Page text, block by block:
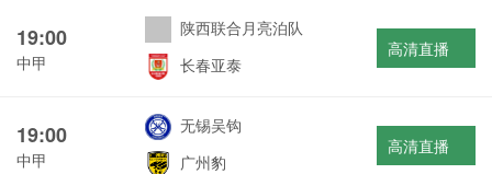
19:00
中甲
陕西联合月亮泊队
长春亚泰
高清直播
19:00
中甲
无锡吴钩
广州豹
高清直播